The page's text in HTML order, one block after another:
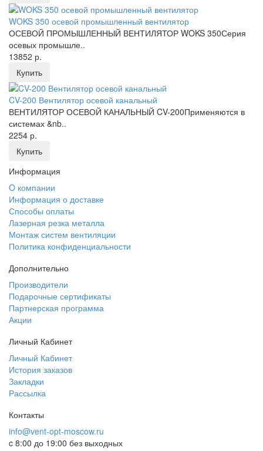
WOKS 350 осевой промышленный вентилятор
ОСЕВОЙ ПРОМЫШЛЕННЫЙ ВЕНТИЛЯТОР WOKS 350Серия
осевых промышле..
13852 р.
Купить
CV-200 Вентилятор осевой канальный
ВЕНТИЛЯТОР ОСЕВОЙ КАНАЛЬНЫЙ CV-200Применяются в
системах &nb..
2254 р.
Купить
Информация
O компании
Информация о доставке
Способы оплаты
Лазерная резка металла
Монтаж систем вентиляции
Политика конфиденциальности
Дополнительно
Производители
Подарочные сертификаты
Партнерская программа
Акции
Личный Кабинет
Личный Кабинет
История заказов
Закладки
Рассылка
Контакты
info@vent-opt-moscow.ru
c 8:00 до 19:00 без выходных